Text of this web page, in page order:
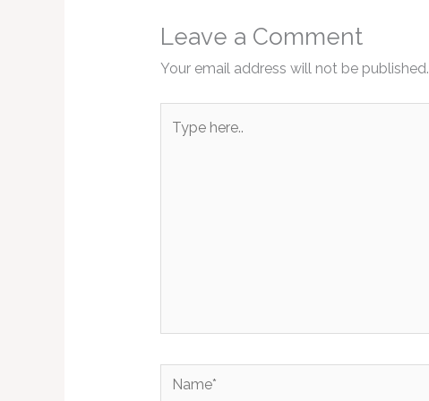
Leave a Comment
Your email address will not be published.
here..
Name*